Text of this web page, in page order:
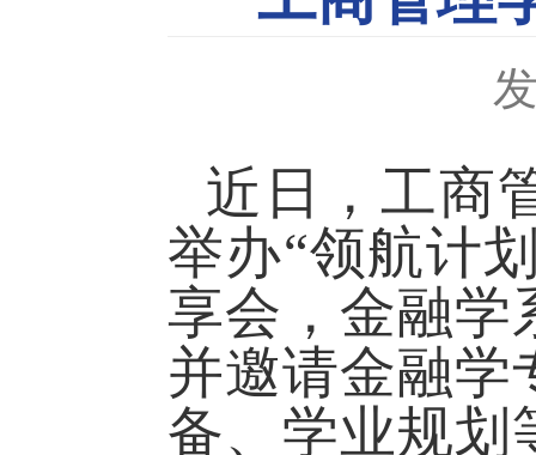
近日，工商
举办“领航计
享会，金融学
并邀请金融学
备、学业规划